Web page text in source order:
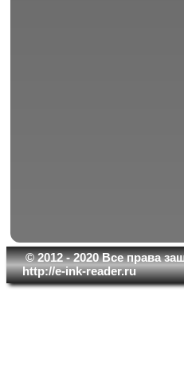
© 2012 - 2020 Все права
http://e-ink-reader.ru